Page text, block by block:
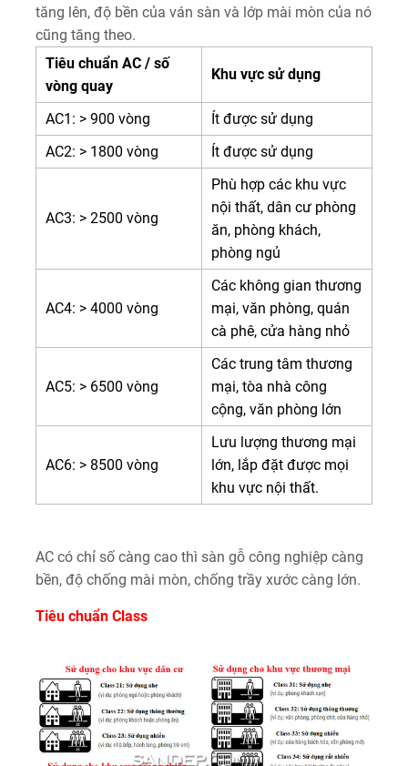
tăng lên, độ bền của ván sàn và lớp mài mòn của nó
cũng tăng theo.
Tiêu chuẩn AC / số
vòng quay
Khu vực sử dụng
AC1: > 900 vòng
Ít được sử dụng
AC2: > 1800 vòng
Ít được sử dụng
AC3: > 2500 vòng
Phù hợp các khu vực
nội thất, dân cư phòng
ăn, phòng khách,
phòng ngủ
AC4: > 4000 vòng
Các không gian thương
mại, văn phòng, quán
cà phê, cửa hàng nhỏ
AC5: > 6500 vòng
Các trung tâm thương
mại, tòa nhà công
cộng, văn phòng lớn
AC6: > 8500 vòng
Lưu lượng thương mại
lớn, lắp đặt được mọi
khu vực nội thất.
AC có chỉ số càng cao thì sàn gỗ công nghiệp càng
bền, độ chống mài mòn, chống trầy xước càng lớn.
Tiêu chuẩn Class